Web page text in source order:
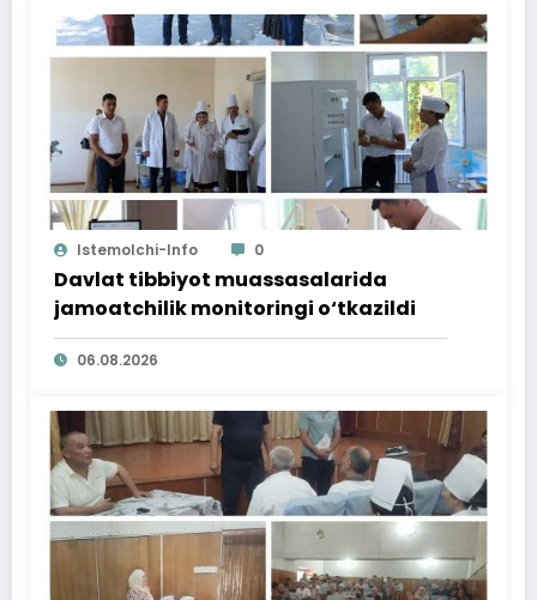
Istemolchi-Info 0
Davlat tibbiyot muassasalarida
jamoatchilik monitoringi o‘tkazildi
06.08.2026